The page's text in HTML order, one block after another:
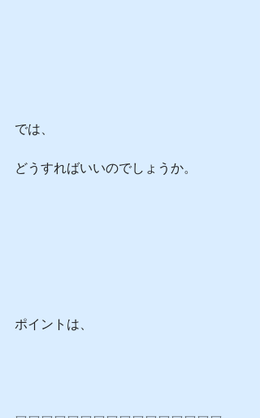
では、
どうすればいいのでしょうか。
ポイントは、